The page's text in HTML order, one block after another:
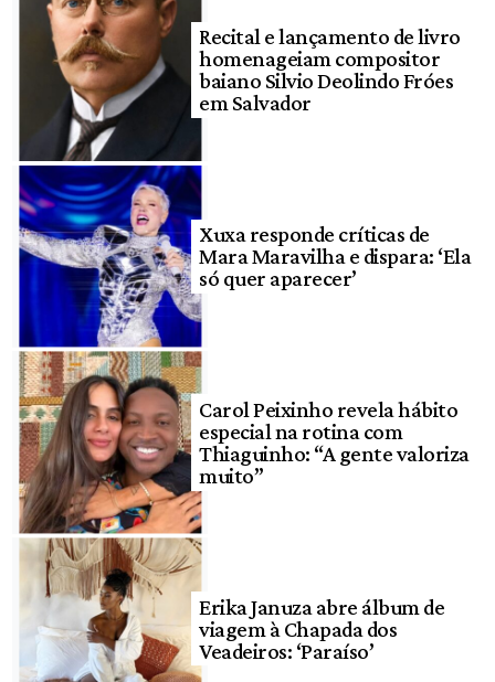
Recital e lançamento de livro
homenageiam compositor
baiano Silvio Deolindo Fróes
em Salvador
Xuxa responde críticas de
Mara Maravilha e dispara: ‘Ela
só quer aparecer’
Carol Peixinho revela hábito
especial na rotina com
Thiaguinho: “A gente valoriza
muito”
Erika Januza abre álbum de
viagem à Chapada dos
Veadeiros: ‘Paraíso’